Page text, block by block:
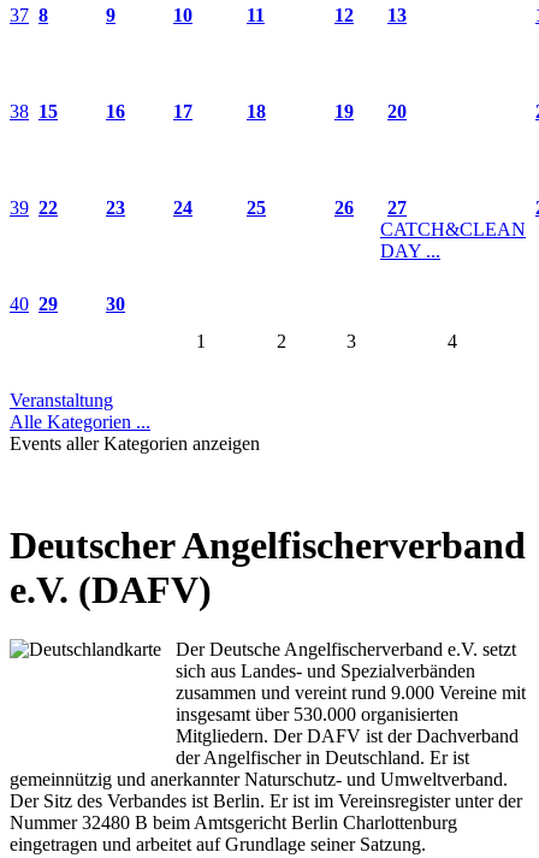
37 8 9 10 11 12 13
38 15 16 17 18 19 20
39 22 23 24 25 26
27
CATCH&CLEAN
DAY ...
40 29
30
1
2 3 4
Veranstaltung
Alle Kategorien ...
Events aller Kategorien anzeigen
Deutscher Angelfischerverband
e.V. (DAFV)
Der Deutsche Angelfischerverband e.V. setzt
sich aus Landes- und Spezialverbänden
zusammen und vereint rund 9.000 Vereine mit
insgesamt über 530.000 organisierten
Mitgliedern. Der DAFV ist der Dachverband
der Angelfischer in Deutschland. Er ist
gemeinnützig und anerkannter Naturschutz- und Umweltverband.
Der Sitz des Verbandes ist Berlin. Er ist im Vereinsregister unter der
Nummer 32480 B beim Amtsgericht Berlin Charlottenburg
eingetragen und arbeitet auf Grundlage seiner Satzung.